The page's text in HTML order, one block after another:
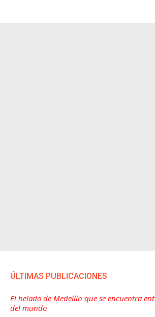
ÚLTIMAS PUBLICACIONES
El helado de Medellín que se encuentra
del mundo